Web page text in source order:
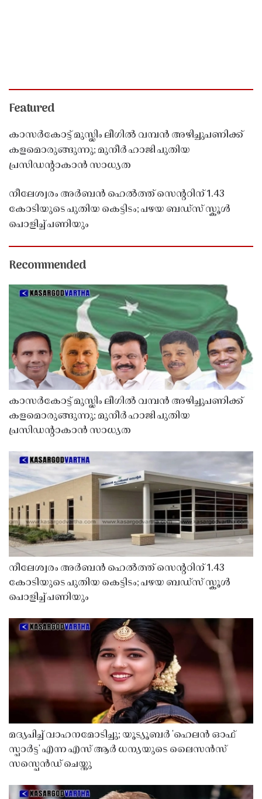
Featured
കാസർകോട്ട് മുസ്ലിം ലീഗിൽ വമ്പൻ അഴിച്ചുപണിക്ക്
കളമൊരുങ്ങുന്നു; മുനീർ ഹാജി പുതിയ
പ്രസിഡൻ്റാകാൻ സാധ്യത
നീലേശ്വരം അർബൻ ഹെൽത്ത് സെൻ്ററിന് 1.43
കോടിയുടെ പുതിയ കെട്ടിടം; പഴയ ബഡ്സ് സ്കൂൾ
പൊളിച്ച് പണിയും
Recommended
കാസർകോട്ട് മുസ്ലിം ലീഗിൽ വമ്പൻ അഴിച്ചുപണിക്ക്
കളമൊരുങ്ങുന്നു; മുനീർ ഹാജി പുതിയ
പ്രസിഡൻ്റാകാൻ സാധ്യത
നീലേശ്വരം അർബൻ ഹെൽത്ത് സെൻ്ററിന് 1.43
കോടിയുടെ പുതിയ കെട്ടിടം; പഴയ ബഡ്സ് സ്കൂൾ
പൊളിച്ച് പണിയും
മദ്യപിച്ച് വാഹനമോടിച്ചു; യൂട്യൂബർ 'ഹെലൻ ഓഫ്
സ്പാർട്ട' എന്ന എസ് ആർ ധന്യയുടെ ലൈസൻസ്
സസ്പെൻഡ് ചെയ്തു ​​​​​​​